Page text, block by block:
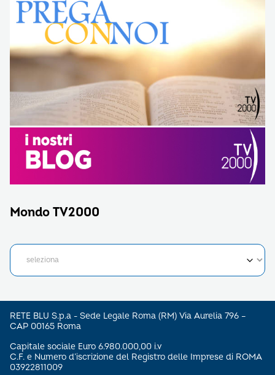
Mondo TV2000
RETE BLU S.p.a - Sede Legale Roma (RM) Via Aurelia 796 –
CAP 00165 Roma
Capitale sociale Euro 6.980.000,00 i.v
C.F. e Numero d’iscrizione del Registro delle Imprese di ROMA
03922811009